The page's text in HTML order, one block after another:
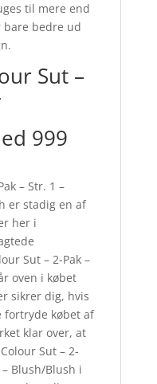
til mere end
bare bedre ud
Sut –
999
– Str. 1 –
er stadig en af
her i
Sut – 2-Pak –
oven i købet
sikrer dig, hvis
fortryde købet af
klar over, at
Sut – 2-
Blush/Blush i